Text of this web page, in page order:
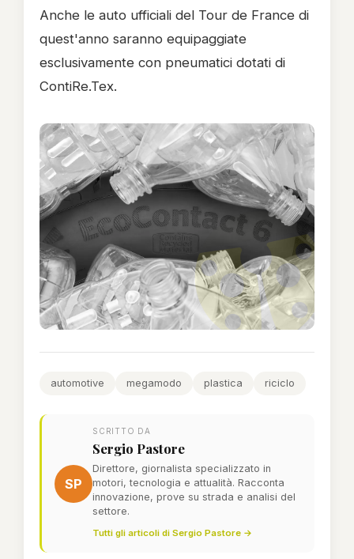
Anche le auto ufficiali del Tour de France di
quest'anno saranno equipaggiate
esclusivamente con pneumatici dotati di
ContiRe.Tex.
automotive megamodo plastica riciclo
SP
SCRITTO DA
Sergio Pastore
Direttore, giornalista specializzato in
motori, tecnologia e attualità. Racconta
innovazione, prove su strada e analisi del
settore.
Tutti gli articoli di Sergio Pastore →